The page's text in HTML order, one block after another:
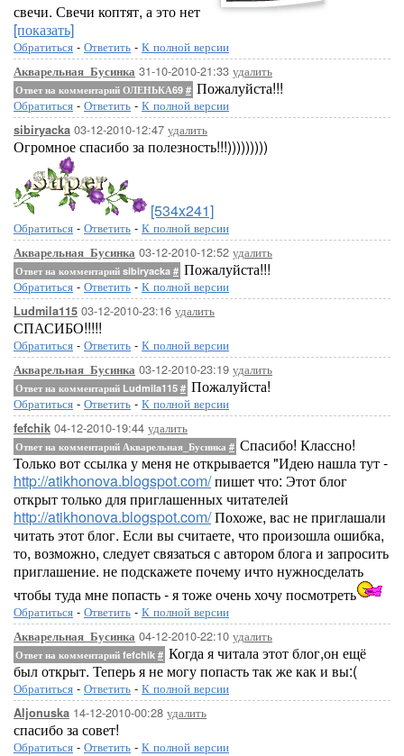
свечи. Свечи коптят, а это нет
[показать]
Обратиться - Ответить - К полной версии
Акварельная_Бусинка 31-10-2010-21:33 удалить
Ответ на комментарий ОЛЕНЬКА69 # Пожалуйста!!!
Обратиться - Ответить - К полной версии
sibiryacka 03-12-2010-12:47 удалить
Огромное спасибо за полезность!!!)))))))))
[534x241]
Обратиться - Ответить - К полной версии
Акварельная_Бусинка 03-12-2010-12:52 удалить
Ответ на комментарий sibiryacka # Пожалуйста!!!
Обратиться - Ответить - К полной версии
Ludmila115 03-12-2010-23:16 удалить
СПАСИБО!!!!!
Обратиться - Ответить - К полной версии
Акварельная_Бусинка 03-12-2010-23:19 удалить
Ответ на комментарий Ludmila115 # Пожалуйста!
Обратиться - Ответить - К полной версии
fefchik 04-12-2010-19:44 удалить
Ответ на комментарий Акварельная_Бусинка # Спасибо! Классно!
Только вот ссылка у меня не открывается "Идею нашла тут -
http://atikhonova.blogspot.com/пишет что: Этот блог
открыт только для приглашенных читателей
http://atikhonova.blogspot.com/Похоже, вас не приглашали
читать этот блог. Если вы считаете, что произошла ошибка,
то, возможно, следует связаться с автором блога и запросить
приглашение. не подскажете почему ичто нужносделать
чтобы туда мне попасть - я тоже очень хочу посмотреть
Обратиться - Ответить - К полной версии
Акварельная_Бусинка 04-12-2010-22:10 удалить
Ответ на комментарий fefchik # Когда я читала этот блог,он ещё
был открыт. Теперь я не могу попасть так же как и вы:(
Обратиться - Ответить - К полной версии
Aljonuska 14-12-2010-00:28 удалить
спасибо за совет!
Обратиться - Ответить - К полной версии